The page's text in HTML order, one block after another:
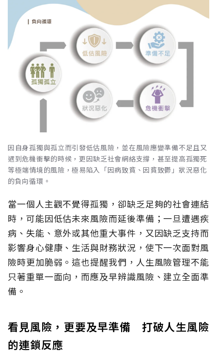
因自身孤獨與孤立而引發低估風險，並在風險應變準備不足且又
遇到危機衝擊的時候，更因缺乏社會網絡支撐，甚至提高孤獨死
等極端情境的風險，極易陷入「因病致貧、因貧致鬱」狀況惡化
的負向循環。
當一個人主觀不覺得孤獨，卻缺乏足夠的社會連結
時，可能因低估未來風險而延後準備；一旦遭遇疾
病、失能、意外或其他重大事件，又因缺乏支持而
影響身心健康、生活與財務狀況，使下一次面對風
險時更加脆弱。這也提醒我們，人生風險管理不能
只著重單一面向，而應及早辨識風險、建立全面準
備。
看見風險，更要及早準備 打破人生風險
的連鎖反應